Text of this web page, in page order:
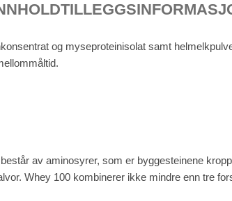
og myseproteinisolat samt
av aminosyrer, som er byggesteinene
Whey 100 kombinerer ikke mindre enn tre